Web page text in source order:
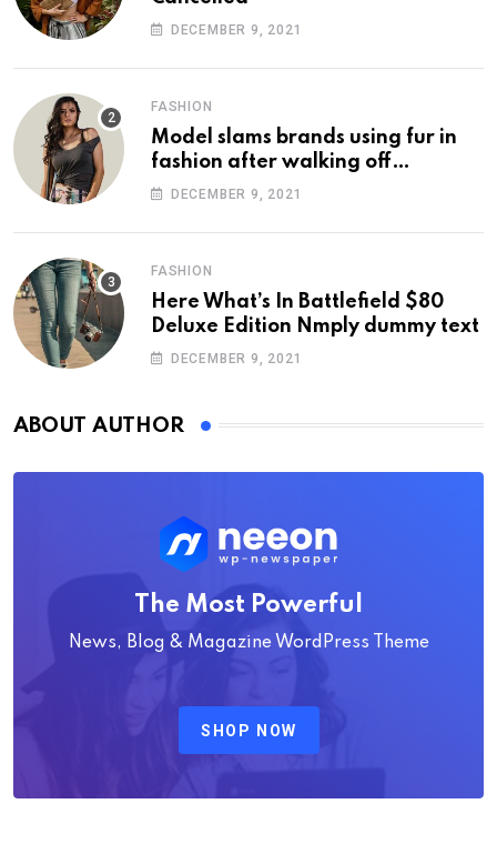
DECEMBER 9, 2021
FASHION
Model slams brands using fur in
fashion after walking off
photoshoot
DECEMBER 9, 2021
FASHION
Here What’s In Battlefield $80
Deluxe Edition Nmply dummy text
DECEMBER 9, 2021
ABOUT AUTHOR
The Most Powerful
News, Blog & Magazine WordPress Theme
SHOP NOW